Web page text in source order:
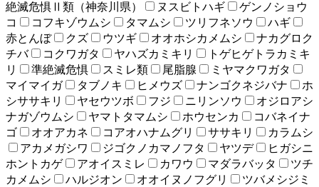
絶滅危惧Ⅱ類（神奈川県）
ヌスビトハギ
ゲンノショウ
コ
コフキゾウムシ タマムシ ツリフネソウ
ハギ
赤とんぼ
クズ ウツギ オオホシカメムシ
ナカグロク
チバ
コクワガタ ヤハズカミキリ
トゲヒゲトラカミキ
リ
準絶滅危惧 スミレ類 尾脂腺
ミヤマクワガタ
マイマイガ
タブノキ ヒメウズ ナンゴクネジバナ
ホ
シササキリ
ヤセウツボ フジ ニリンソウ
オジロアシ
ナガゾウムシ
ヤマトタマムシ ホウセンカ
コバネイナ
ゴ
オオアカネ コアオハナムグリ ササキリ
カラムシ
アカメガシワ
ジゴクノカマノフタ ヤツデ
ヒガシニ
ホントカゲ
アオイスミレ カワウ マダラバッタ
ツチ
カメムシ
ハルジオン オオイヌノフグリ
ツバメシジミ